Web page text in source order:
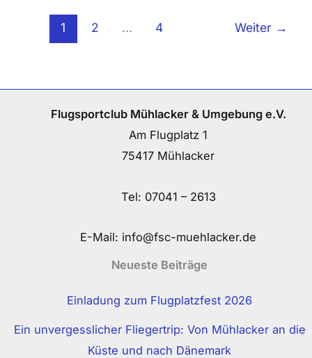
1 2 … 4 Weiter →
Flugsportclub Mühlacker & Umgebung e.V.
Am Flugplatz 1
75417 Mühlacker
Tel: 07041 – 2613
E-Mail: info@fsc-muehlacker.de
Neueste Beiträge
Einladung zum Flugplatzfest 2026
Ein unvergesslicher Fliegertrip: Von Mühlacker an die
Küste und nach Dänemark